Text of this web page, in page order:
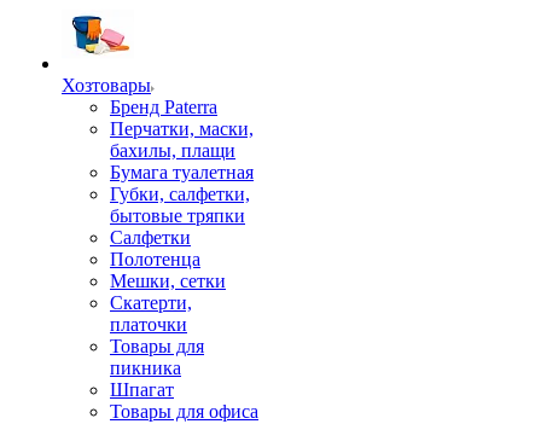
Хозтовары
Бренд Paterra
Перчатки, маски,
бахилы, плащи
Бумага туалетная
Губки, салфетки,
бытовые тряпки
Салфетки
Полотенца
Мешки, сетки
Скатерти,
платочки
Товары для
пикника
Шпагат
Товары для офиса